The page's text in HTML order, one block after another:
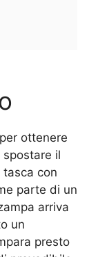
ottenere
il
con
parte di un
arriva
un
presto